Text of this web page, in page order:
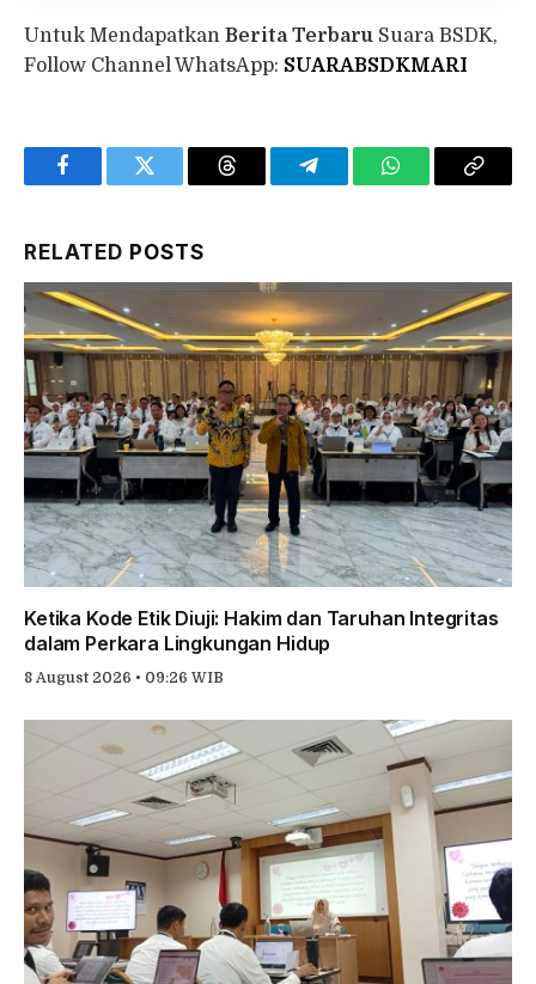
Untuk Mendapatkan Berita Terbaru Suara BSDK,
Follow Channel WhatsApp: SUARABSDKMARI
FacebookTwitter Threads TelegramWhatsAppCopy
RELATED POSTS
Ketika Kode Etik Diuji: Hakim dan Taruhan Integritas
dalam Perkara Lingkungan Hidup
8 August 2026 • 09:26 WIB